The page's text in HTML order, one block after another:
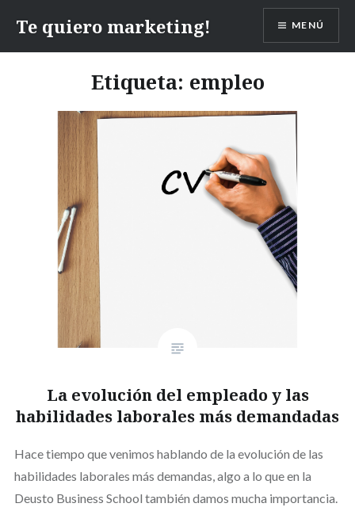
Te quiero marketing! MENÚ
Etiqueta: empleo
La evolución del empleado y las
habilidades laborales más demandadas
Hace tiempo que venimos hablando de la evolución de las
habilidades laborales más demandas, algo a lo que en la
Deusto Business School también damos mucha importancia.